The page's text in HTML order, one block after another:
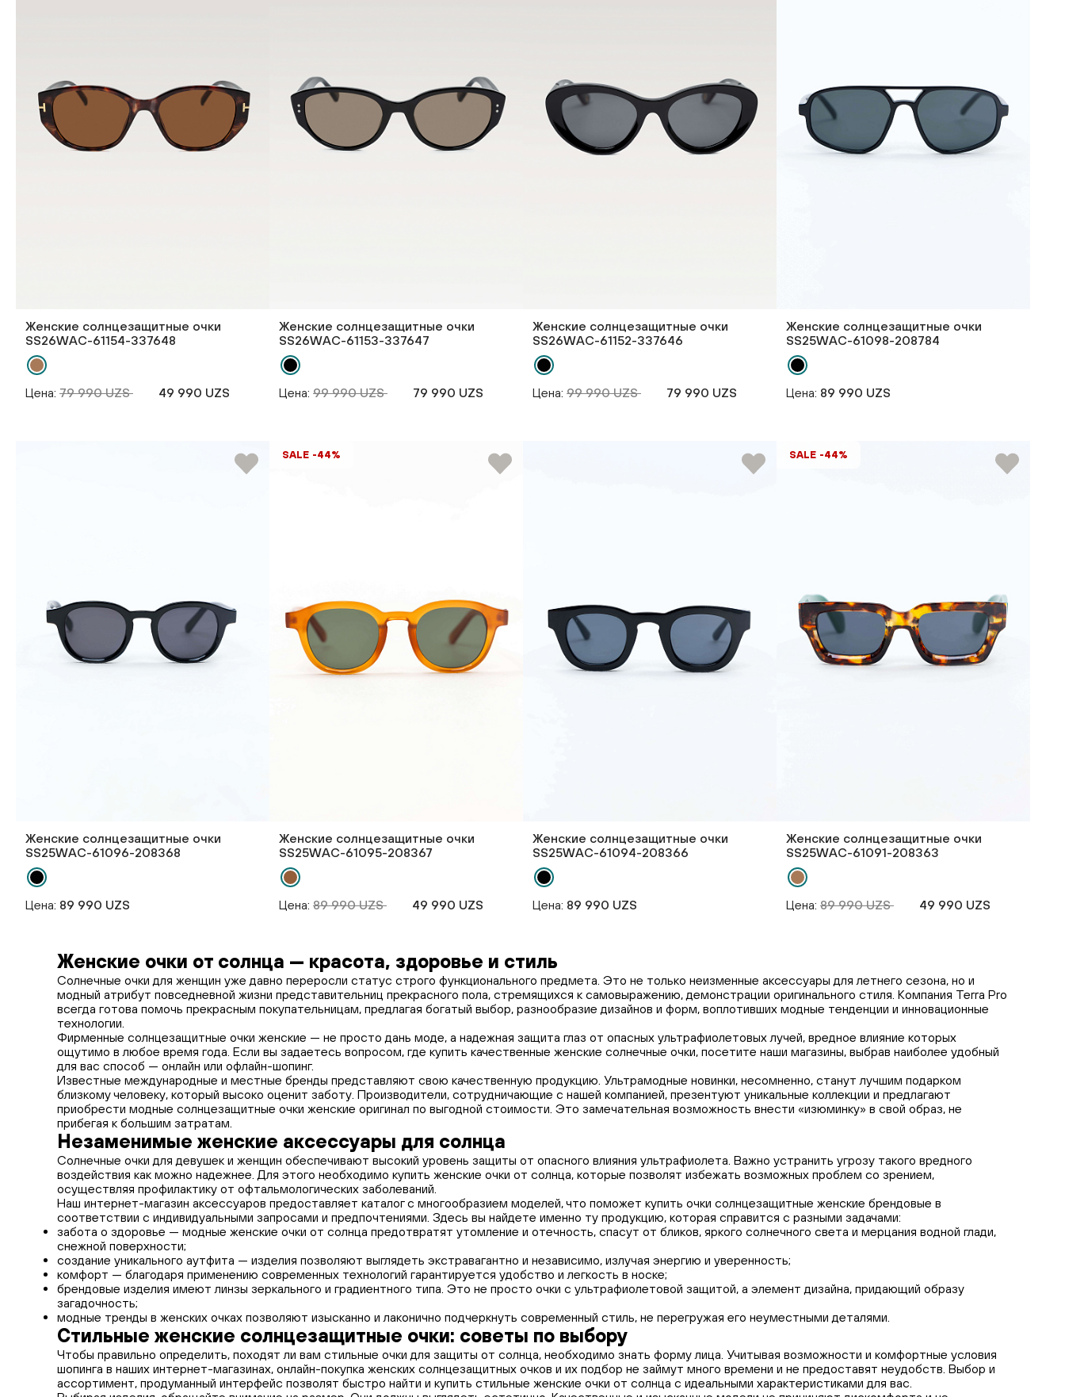
Женские солнцезащитные очки
SS26WAС-61154-337648
Цена: 79 990 UZS 49 990 UZS
Женские солнцезащитные очки
SS26WAС-61153-337647
Цена: 99 990 UZS 79 990 UZS
Женские солнцезащитные очки
SS26WAС-61152-337646
Цена: 99 990 UZS 79 990 UZS
Женские солнцезащитные очки
SS25WAС-61098-208784
Цена: 89 990 UZS
Женские солнцезащитные очки
SS25WAС-61096-208368
Цена: 89 990 UZS
SALE -44%
Женские солнцезащитные очки
SS25WAС-61095-208367
Цена: 89 990 UZS 49 990 UZS
Женские солнцезащитные очки
SS25WAС-61094-208366
Цена: 89 990 UZS
SALE -44%
Женские солнцезащитные очки
SS25WAС-61091-208363
Цена: 89 990 UZS 49 990 UZS
Женские очки от солнца — красота, здоровье и стиль
Солнечные очки для женщин уже давно переросли статус строго функционального предмета. Это не только неизменные аксессуары для летнего сезона, но и
модный атрибут повседневной жизни представительниц прекрасного пола, стремящихся к самовыражению, демонстрации оригинального стиля. Компания Terra Pro
всегда готова помочь прекрасным покупательницам, предлагая богатый выбор, разнообразие дизайнов и форм, воплотивших модные тенденции и инновационные
технологии.
Фирменные солнцезащитные очки женские — не просто дань моде, а надежная защита глаз от опасных ультрафиолетовых лучей, вредное влияние которых
ощутимо в любое время года. Если вы задаетесь вопросом, где купить качественные женские солнечные очки, посетите наши магазины, выбрав наиболее удобный
для вас способ — онлайн или офлайн-шопинг.
Известные международные и местные бренды представляют свою качественную продукцию. Ультрамодные новинки, несомненно, станут лучшим подарком
близкому человеку, который высоко оценит заботу. Производители, сотрудничающие с нашей компанией, презентуют уникальные коллекции и предлагают
приобрести модные солнцезащитные очки женские оригинал по выгодной стоимости. Это замечательная возможность внести «изюминку» в свой образ, не
прибегая к большим затратам.
Незаменимые женские аксессуары для солнца
Солнечные очки для девушек и женщин обеспечивают высокий уровень защиты от опасного влияния ультрафиолета. Важно устранить угрозу такого вредного
воздействия как можно надежнее. Для этого необходимо купить женские очки от солнца, которые позволят избежать возможных проблем со зрением,
осуществляя профилактику от офтальмологических заболеваний.
Наш интернет-магазин аксессуаров предоставляет каталог с многообразием моделей, что поможет купить очки солнцезащитные женские брендовые в
соответствии с индивидуальными запросами и предпочтениями. Здесь вы найдете именно ту продукцию, которая справится с разными задачами:
забота о здоровье — модные женские очки от солнца предотвратят утомление и отечность, спасут от бликов, яркого солнечного света и мерцания водной глади,
снежной поверхности;
создание уникального аутфита — изделия позволяют выглядеть экстравагантно и независимо, излучая энергию и уверенность;
комфорт — благодаря применению современных технологий гарантируется удобство и легкость в носке;
брендовые изделия имеют линзы зеркального и градиентного типа. Это не просто очки с ультрафиолетовой защитой, а элемент дизайна, придающий образу
загадочность;
модные тренды в женских очках позволяют изысканно и лаконично подчеркнуть современный стиль, не перегружая его неуместными деталями.
Стильные женские солнцезащитные очки: советы по выбору
Чтобы правильно определить, походят ли вам стильные очки для защиты от солнца, необходимо знать форму лица. Учитывая возможности и комфортные условия
шопинга в наших интернет-магазинах, онлайн-покупка женских солнцезащитных очков и их подбор не займут много времени и не предоставят неудобств. Выбор и
ассортимент, продуманный интерфейс позволят быстро найти и купить стильные женские очки от солнца с идеальными характеристиками для вас.